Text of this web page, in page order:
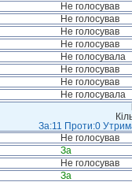
Не голосував
Не голосував
Не голосував
Не голосував
Не голосувала
Не голосував
Не голосував
Не голосувала
За:11 Проти:0
Не голосував
За
Не голосував
За